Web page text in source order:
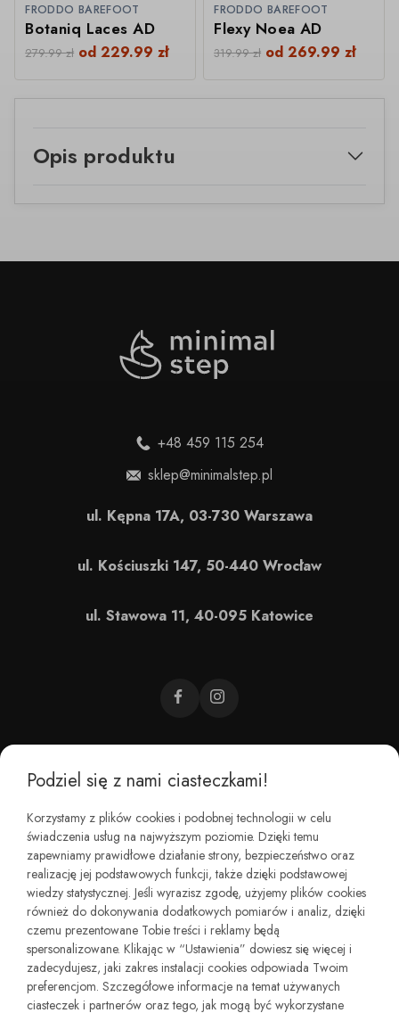
FRODDO BAREFOOT
Botaniq Laces AD
279.99zł od229.99zł
FRODDO BAREFOOT
Flexy Noea AD
319.99zł od269.99zł
Opis produktu
CZEMU BAREFOOT?
KIM JESTEŚMY?
REGULAMINY I ZWROTY
+48 459 115 254
sklep@minimalstep.pl
ul. Kępna 17A, 03-730 Warszawa
ul. Kościuszki 147, 50-440 Wrocław
ul. Stawowa 11, 40-095 Katowice
Podziel się z nami ciasteczkami!
Korzystamy z plików cookies i podobnej technologii w celu
świadczenia usług na najwyższym poziomie. Dzięki temu
zapewniamy prawidłowe działanie strony, bezpieczeństwo oraz
realizację jej podstawowych funkcji, także dzięki podstawowej
wiedzy statystycznej. Jeśli wyrazisz zgodę, użyjemy plików cookies
również do dokonywania dodatkowych pomiarów i analiz, dzięki
czemu prezentowane Tobie treści i reklamy będą
spersonalizowane. Klikając w “Ustawienia” dowiesz się więcej i
zadecydujesz, jaki zakres instalacji cookies odpowiada Twoim
preferencjom. Szczegółowe informacje na temat używanych
ciasteczek i partnerów oraz tego, jak mogą być wykorzystane